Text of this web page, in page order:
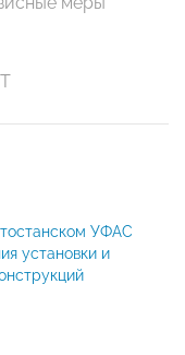
УФАС
установки и